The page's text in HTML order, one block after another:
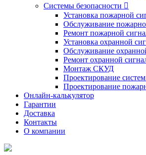
Системы безопасности 
Установка пожарной
Обслуживание
Ремонт пожарной
Установка охранной
Обслуживание
Ремонт охранной
Монтаж СКУД
Проектирование
Проектирование
Онлайн-калькулятор
Гарантии
Доставка
Контакты
О компании